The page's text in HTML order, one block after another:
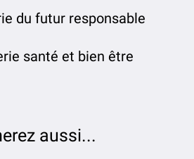
du futur responsable
santé et bien être
aussi...